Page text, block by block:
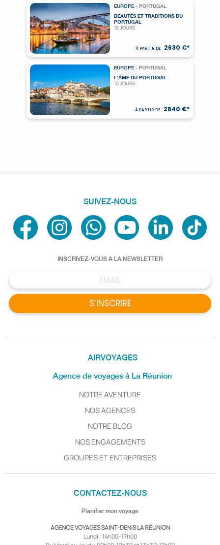
EUROPE - PORTUGAL
BEAUTÉS ET TRADITIONS DU
PORTUGAL
10 JOURS
À PARTIR DE 2630 €*
EUROPE - PORTUGAL
L'ÂME DU PORTUGAL
10 JOURS
À PARTIR DE 2840 €*
AIRVOYAGES
Agence de voyages à La Réunion
NOTRE AVENTURE
NOS AGENCES
NOTRE BLOG
NOS ENGAGEMENTS
GROUPES ET ENTREPRISES
SUIVEZ-NOUS
INSCRIVEZ-VOUS A LA NEWSLETTER
S’INSCRIRE
CONTACTEZ-NOUS
Planifier mon voyage
AGENCE VOYAGES SAINT-DENIS LA RÉUNION
Lundi : 14h00–17h00